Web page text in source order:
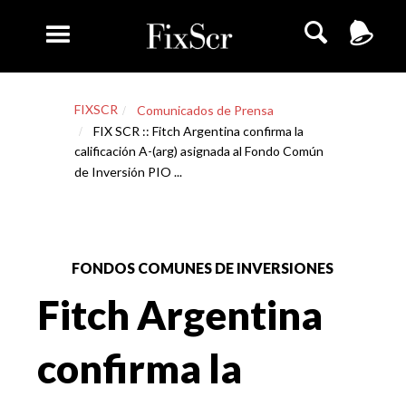
FIXSCR
Comunicados de Prensa
FIX SCR :: Fitch Argentina confirma la
calificación A-(arg) asignada al Fondo Común
de Inversión PIO ...
FONDOS COMUNES DE INVERSIONES
Fitch Argentina
confirma la